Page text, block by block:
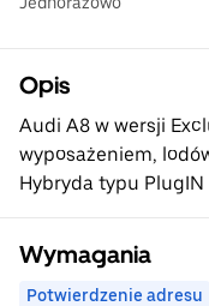
Opis
Audi A8 w wersji
wyposażeniem,
Hybryda typu PlugIN
Wymagania
Potwierdzenie adresu